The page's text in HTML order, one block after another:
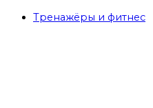
Тренажёры и фитнес